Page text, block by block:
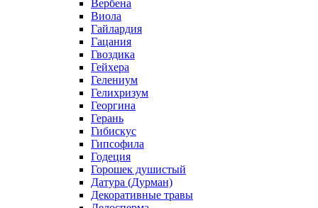
Вербена
Виола
Гайлардия
Гацания
Гвоздика
Гейхера
Гелениум
Гелихризум
Георгина
Герань
Гибискус
Гипсофила
Годеция
Горошек душистый
Датура (Дурман)
Декоративные травы